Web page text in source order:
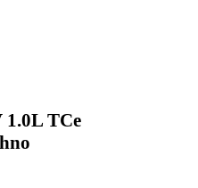
1.0L TCe